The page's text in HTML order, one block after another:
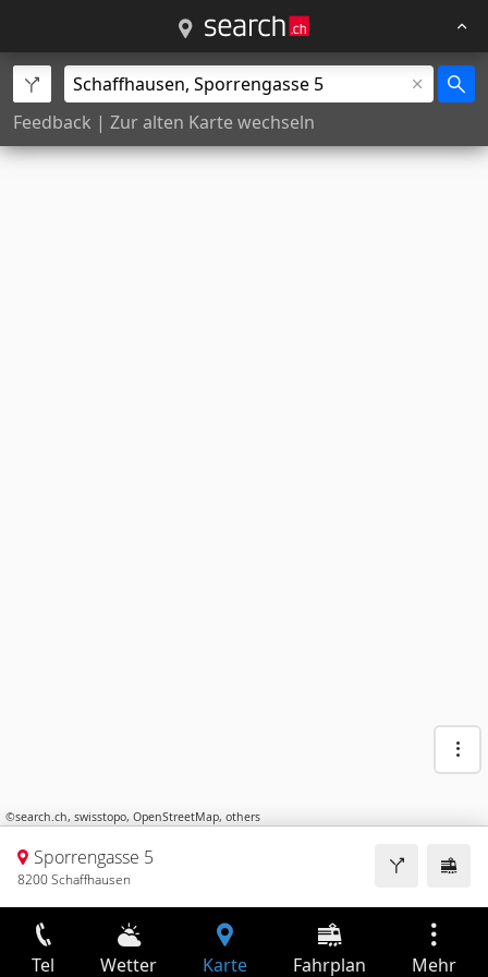
Feedback | Zur alten Karte wechseln
©search.ch, swisstopo, OpenStreetMap, others
Sporrengasse 5
8200 Schaffhausen
Tel Wetter Karte Fahrplan Mehr